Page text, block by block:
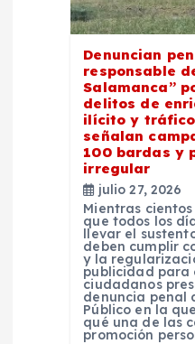
Denuncian
responsable
Salamanca”
delitos de
ilícito y
señalan
100 bardas y
irregular
julio 27, 2026
Mientras
que todos los
llevar el
deben cumplir
y la
publicidad para
ciudadanos
denuncia penal
Público en la
qué una de las
promoción